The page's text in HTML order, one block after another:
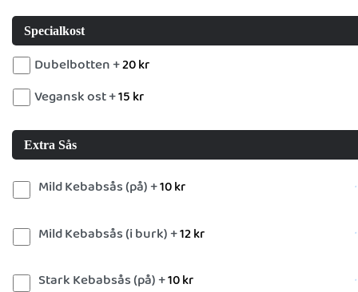
Specialkost
Dubelbotten +20kr
Vegansk ost +15 kr
Extra Sås
Mild Kebabsås (på) +10kr
Mild Kebabsås (i burk) +12kr
Stark Kebabsås (på) +10kr